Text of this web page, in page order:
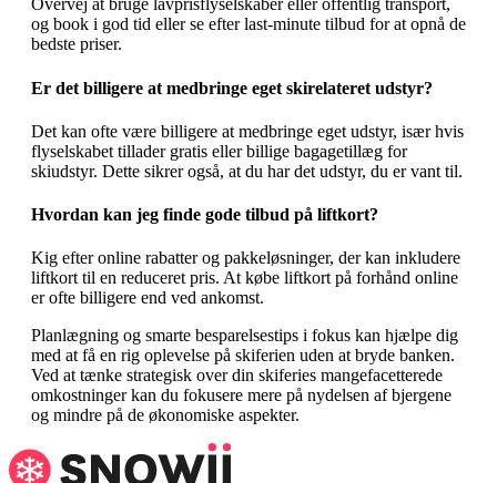
Overvej at bruge lavprisflyselskaber eller offentlig transport,
og book i god tid eller se efter last-minute tilbud for at opnå de
bedste priser.
Er det billigere at medbringe eget skirelateret udstyr?
Det kan ofte være billigere at medbringe eget udstyr, især hvis
flyselskabet tillader gratis eller billige bagagetillæg for
skiudstyr. Dette sikrer også, at du har det udstyr, du er vant til.
Hvordan kan jeg finde gode tilbud på liftkort?
Kig efter online rabatter og pakkeløsninger, der kan inkludere
liftkort til en reduceret pris. At købe liftkort på forhånd online
er ofte billigere end ved ankomst.
Planlægning og smarte besparelsestips i fokus kan hjælpe dig
med at få en rig oplevelse på skiferien uden at bryde banken.
Ved at tænke strategisk over din skiferies mangefacetterede
omkostninger kan du fokusere mere på nydelsen af bjergene
og mindre på de økonomiske aspekter.